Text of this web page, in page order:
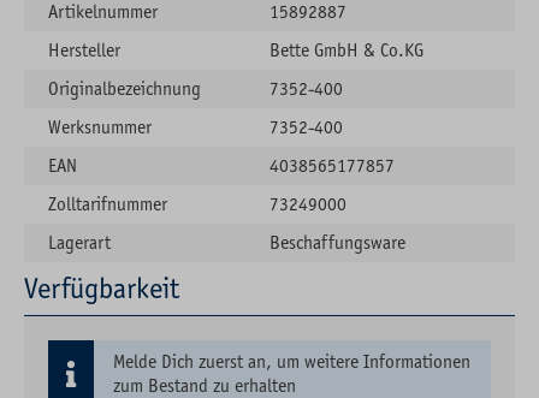
Artikelnummer
15892887
Hersteller
Bette GmbH & Co.KG
Originalbezeichnung
7352-400
Werksnummer
7352-400
EAN
4038565177857
Zolltarifnummer
73249000
Lagerart
Beschaffungsware
Verfügbarkeit
Melde Dich zuerst an, um weitere Informationen
zum Bestand zu erhalten